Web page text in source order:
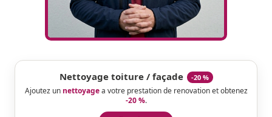
Nettoyage toiture / façade -20 %
Ajoutez un nettoyagea votre prestation de renovation et obtenez
-20 %.